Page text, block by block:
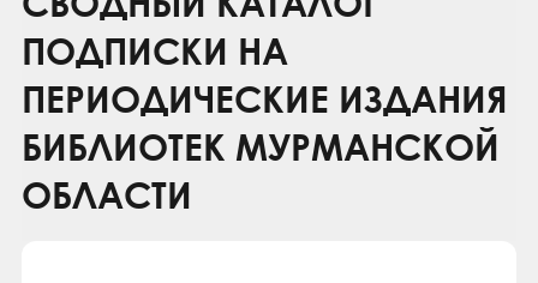
Контакты
ПОДПИСКИ НА
ПЕРИОДИЧЕСКИЕ ИЗДАНИЯ
БИБЛИОТЕК МУРМАНСКОЙ
ОБЛАСТИ